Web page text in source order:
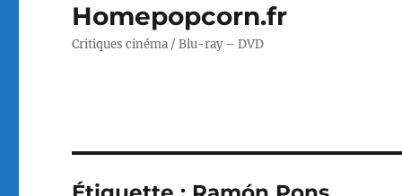
Homepopcorn.fr
Critiques cinéma / Blu-ray – DVD